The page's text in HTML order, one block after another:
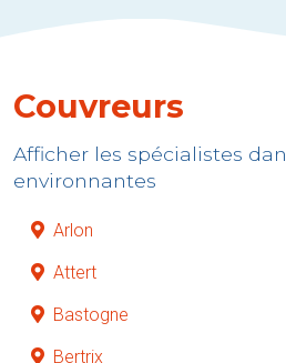
Couvreurs
Afficher les spécialistes
environnantes
Arlon
Attert
Bastogne
Bertrix